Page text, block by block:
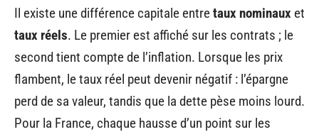
Il existe une différence capitale entretaux nominaux et
taux réels. Le premier est affiché sur les contrats ; le
second tient compte de l’inflation. Lorsque les prix
flambent, le taux réel peut devenir négatif : l’épargne
perd de sa valeur, tandis que la dette pèse moins lourd.
Pour la France, chaque hausse d’un point sur les